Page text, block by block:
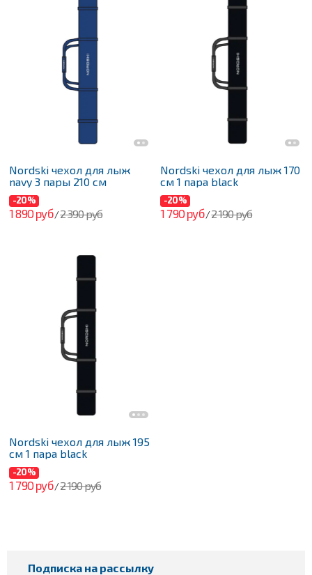
Nordski чехол для лыж
navy 3 пары 210 см
-20%
1 890 руб/2 390 руб
Nordski чехол для лыж 170
см 1 пара black
-20%
1 790 руб/2 190 руб
Nordski чехол для лыж 195
см 1 пара black
-20%
1 790 руб/2 190 руб
Подписка на рассылку